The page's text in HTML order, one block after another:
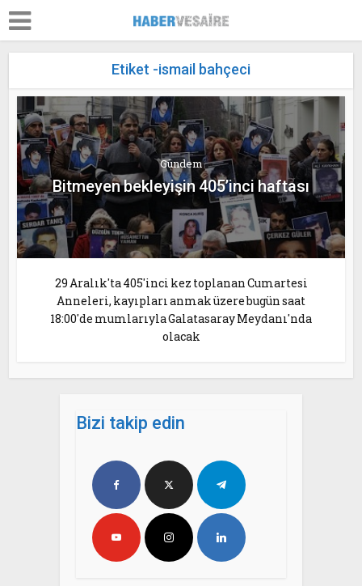
Etiket -ismail bahçeci
Gündem
Bitmeyen bekleyişin 405’inci haftası
29 Aralık'ta 405'inci kez toplanan Cumartesi
Anneleri, kayıpları anmak üzere bugün saat
18:00'de mumlarıyla Galatasaray Meydanı'nda
olacak
Bizi takip edin